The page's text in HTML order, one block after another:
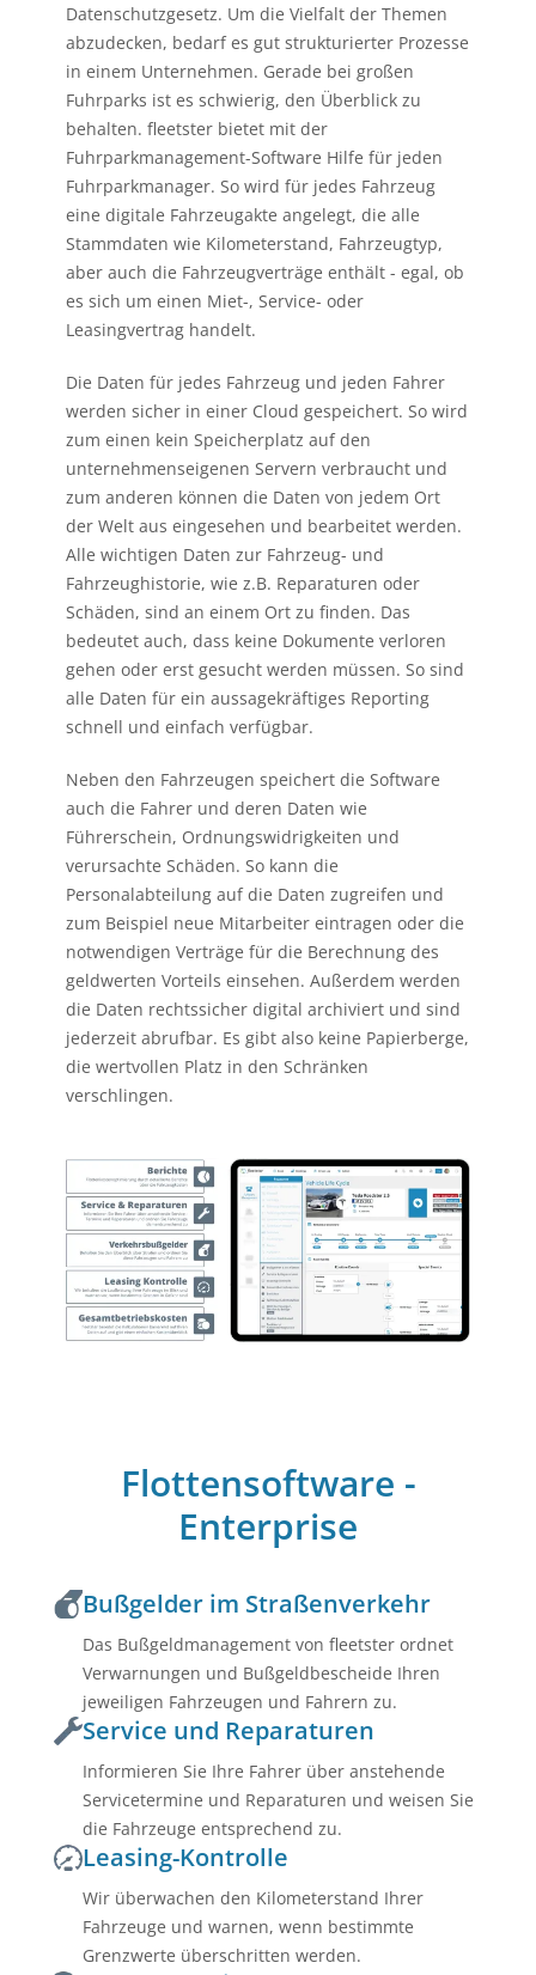
Datenschutzgesetz. Um die Vielfalt der Themen
abzudecken, bedarf es gut strukturierter Prozesse
in einem Unternehmen. Gerade bei großen
Fuhrparks ist es schwierig, den Überblick zu
behalten. fleetster bietet mit der
Fuhrparkmanagement-Software Hilfe für jeden
Fuhrparkmanager. So wird für jedes Fahrzeug
eine digitale Fahrzeugakte angelegt, die alle
Stammdaten wie Kilometerstand, Fahrzeugtyp,
aber auch die Fahrzeugverträge enthält - egal, ob
es sich um einen Miet-, Service- oder
Leasingvertrag handelt.
Die Daten für jedes Fahrzeug und jeden Fahrer
werden sicher in einer Cloud gespeichert. So wird
zum einen kein Speicherplatz auf den
unternehmenseigenen Servern verbraucht und
zum anderen können die Daten von jedem Ort
der Welt aus eingesehen und bearbeitet werden.
Alle wichtigen Daten zur Fahrzeug- und
Fahrzeughistorie, wie z.B. Reparaturen oder
Schäden, sind an einem Ort zu finden. Das
bedeutet auch, dass keine Dokumente verloren
gehen oder erst gesucht werden müssen. So sind
alle Daten für ein aussagekräftiges Reporting
schnell und einfach verfügbar.
Neben den Fahrzeugen speichert die Software
auch die Fahrer und deren Daten wie
Führerschein, Ordnungswidrigkeiten und
verursachte Schäden. So kann die
Personalabteilung auf die Daten zugreifen und
zum Beispiel neue Mitarbeiter eintragen oder die
notwendigen Verträge für die Berechnung des
geldwerten Vorteils einsehen. Außerdem werden
die Daten rechtssicher digital archiviert und sind
jederzeit abrufbar. Es gibt also keine Papierberge,
die wertvollen Platz in den Schränken
verschlingen.
Flottensoftware -
Enterprise
Bußgelder im Straßenverkehr
Das Bußgeldmanagement von fleetster ordnet
Verwarnungen und Bußgeldbescheide Ihren
jeweiligen Fahrzeugen und Fahrern zu.
Service und Reparaturen
Informieren Sie Ihre Fahrer über anstehende
Servicetermine und Reparaturen und weisen Sie
die Fahrzeuge entsprechend zu.
Leasing-Kontrolle
Wir überwachen den Kilometerstand Ihrer
Fahrzeuge und warnen, wenn bestimmte
Grenzwerte überschritten werden.